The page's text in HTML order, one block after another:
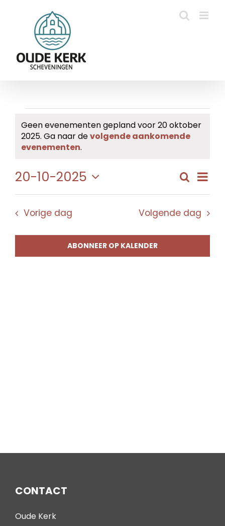
Evenementen
in
20
oktober
2025
Bericht
Geen evenementen gepland voor 20 oktober
2025. Ga naar devolgende aankomende
evenementen.
en
Zoeken
Dag
20-10-2025
Selecteer
datum.
Vorige dag Volgende dag
ABONNEER OP KALENDER
CONTACT
Oude Kerk